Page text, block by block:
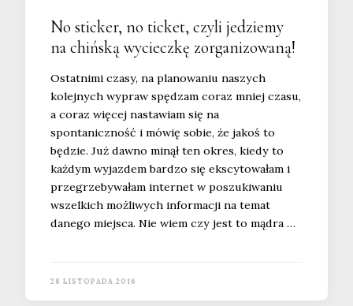
No sticker, no ticket, czyli jedziemy
na chińską wycieczkę zorganizowaną!
Ostatnimi czasy, na planowaniu naszych
kolejnych wypraw spędzam coraz mniej czasu,
a coraz więcej nastawiam się na
spontaniczność i mówię sobie, że jakoś to
będzie. Już dawno minął ten okres, kiedy to
każdym wyjazdem bardzo się ekscytowałam i
przegrzebywałam internet w poszukiwaniu
wszelkich możliwych informacji na temat
danego miejsca. Nie wiem czy jest to mądra …
28 LISTOPADA 2016